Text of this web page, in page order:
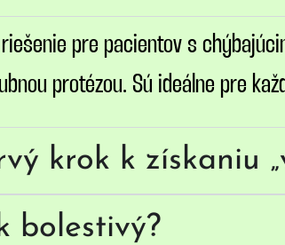
riešenie pre pacientov s
protézou. Sú ideálne pre
krok k získaniu
bolestivý?